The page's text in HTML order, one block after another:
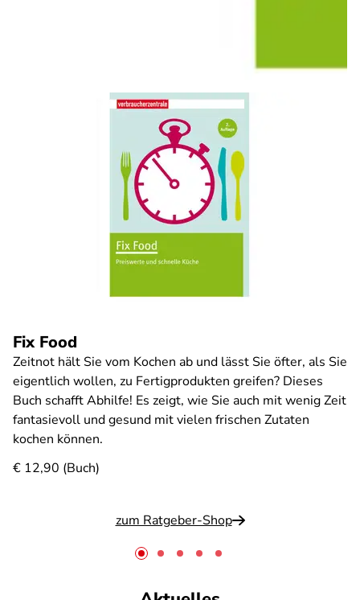
Fix Food
Zeitnot hält Sie vom Kochen ab und lässt Sie öfter, als Sie
eigentlich wollen, zu Fertigprodukten greifen? Dieses
Buch schafft Abhilfe! Es zeigt, wie Sie auch mit wenig Zeit
fantasievoll und gesund mit vielen frischen Zutaten
kochen können.
€ 12,90 (Buch)
zum Ratgeber-Shop